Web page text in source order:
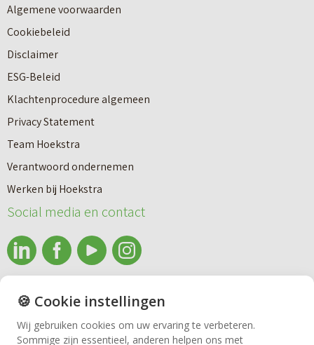
Nieuwbouw
Huren
Bedrijfsmakelaardij
a
a
r
e
e
n
n
i
e
u
o
w
u
Algemene voorwaarden
Cookiebeleid
Disclaimer
ESG-Beleid
Klachtenprocedure algemeen
Privacy Statement
Team Hoekstra
Verantwoord ondernemen
Werken bij Hoekstra
Social media en contact
info@makelaardijhoekstra.nl
Alle contactgegevens
Bekijk de laatste nieuwsbrief van Makelaardij Hoekstra
🍪 Cookie instellingen
Wij gebruiken cookies om uw ervaring te verbeteren.
Sommige zijn essentieel, anderen helpen ons met